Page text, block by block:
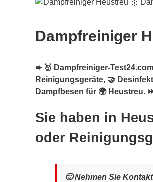
Dampfreiniger
➨ 🥇 Dampfreiniger-
Reinigungsgeräte, 🤝
Dampfbesen für 🌍 Heustreu.
Sie haben in
oder
🙂 Nehmen Sie